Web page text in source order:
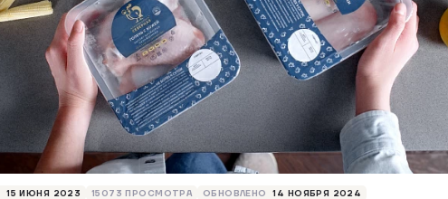
15 ИЮНЯ 2023 15073 ПРОСМОТРА ОБНОВЛЕНО 14 НОЯБРЯ 2024